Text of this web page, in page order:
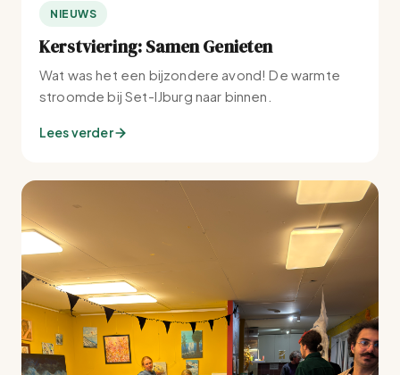
NIEUWS
Kerstviering: Samen Genieten
Wat was het een bijzondere avond! De warmte
stroomde bij Set-IJburg naar binnen.
Lees verder